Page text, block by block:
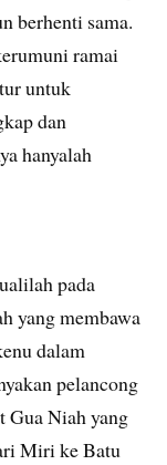
berhenti sama.
ramai
untuk
dan
hanyalah
pada
yang membawa
dalam
pelancong
Gua Niah yang
Miri ke Batu